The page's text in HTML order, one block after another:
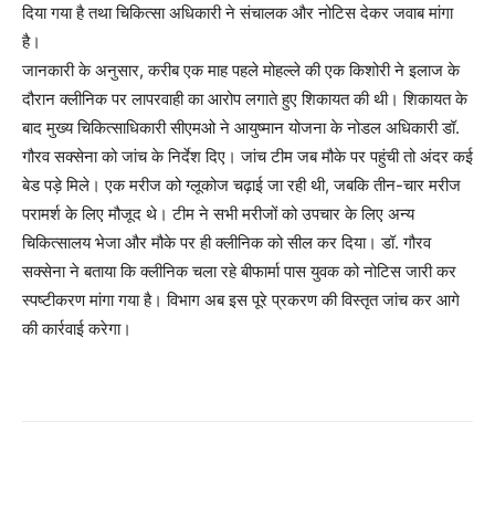
दिया गया है तथा चिकित्सा अधिकारी ने संचालक और नोटिस देकर जवाब मांगा
है।
जानकारी के अनुसार, करीब एक माह पहले मोहल्ले की एक किशोरी ने इलाज के
दौरान क्लीनिक पर लापरवाही का आरोप लगाते हुए शिकायत की थी। शिकायत के
बाद मुख्य चिकित्साधिकारी सीएमओ ने आयुष्मान योजना के नोडल अधिकारी डॉ.
गौरव सक्सेना को जांच के निर्देश दिए। जांच टीम जब मौके पर पहुंची तो अंदर कई
बेड पड़े मिले। एक मरीज को ग्लूकोज चढ़ाई जा रही थी, जबकि तीन-चार मरीज
परामर्श के लिए मौजूद थे। टीम ने सभी मरीजों को उपचार के लिए अन्य
चिकित्सालय भेजा और मौके पर ही क्लीनिक को सील कर दिया। डॉ. गौरव
सक्सेना ने बताया कि क्लीनिक चला रहे बीफार्मा पास युवक को नोटिस जारी कर
स्पष्टीकरण मांगा गया है। विभाग अब इस पूरे प्रकरण की विस्तृत जांच कर आगे
की कार्रवाई करेगा।